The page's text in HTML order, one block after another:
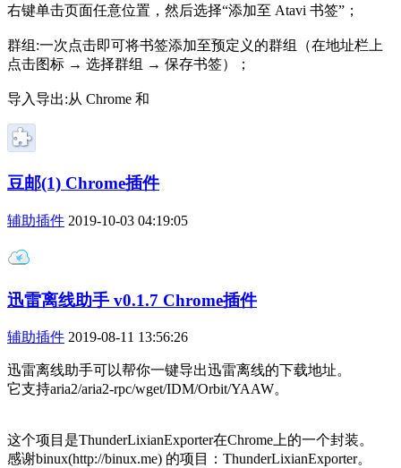
右键单击页面任意位置，然后选择“添加至 Atavi 书签”；
群组:一次点击即可将书签添加至预定义的群组（在地址栏上
点击图标 → 选择群组 → 保存书签）；
导入导出:从 Chrome 和
豆邮(1) Chrome插件
辅助插件 2019-10-03 04:19:05
迅雷离线助手 v0.1.7 Chrome插件
辅助插件 2019-08-11 13:56:26
迅雷离线助手可以帮你一键导出迅雷离线的下载地址。
它支持aria2/aria2-rpc/wget/IDM/Orbit/YAAW。
这个项目是ThunderLixianExporter在Chrome上的一个封装。
感谢binux(http://binux.me) 的项目：ThunderLixianExporter。